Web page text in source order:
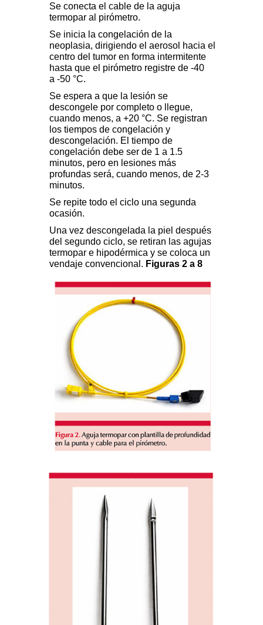
Se conecta el cable de la aguja
termopar al pirómetro.
Se inicia la congelación de la
neoplasia, dirigiendo el aerosol hacia el
centro del tumor en forma intermitente
hasta que el pirómetro registre de -40
a -50 °C.
Se espera a que la lesión se
descongele por completo o llegue,
cuando menos, a +20 °C. Se registran
los tiempos de congelación y
descongelación. El tiempo de
congelación debe ser de 1 a 1.5
minutos, pero en lesiones más
profundas será, cuando menos, de 2-3
minutos.
Se repite todo el ciclo una segunda
ocasión.
Una vez descongelada la piel después
del segundo ciclo, se retiran las agujas
termopar e hipodérmica y se coloca un
vendaje convencional. Figuras 2 a 8